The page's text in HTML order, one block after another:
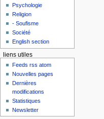
Psychologie
Religion
- Soufisme
Société
English section
liens utiles
Feeds rss atom
Nouvelles pages
Dernières
modifications
Statistiques
Newsletter